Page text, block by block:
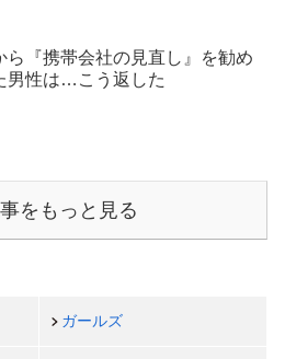
ら『携帯会社の見直し』を勧め
男性は…こう返した
をもっと見る
ガールズ